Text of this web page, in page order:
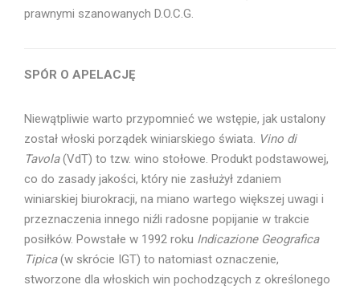
prawnymi szanowanych D.O.C.G.
SPÓR O APELACJĘ
Niewątpliwie warto przypomnieć we wstępie, jak ustalony
został włoski porządek winiarskiego świata. Vino di
Tavola(VdT) to tzw. wino stołowe. Produkt podstawowej,
co do zasady jakości, który nie zasłużył zdaniem
winiarskiej biurokracji, na miano wartego większej uwagi i
przeznaczenia innego niźli radosne popijanie w trakcie
posiłków. Powstałe w 1992 roku Indicazione Geografica
Tipica(w skrócie IGT) to natomiast oznaczenie,
stworzone dla włoskich win pochodzących z określonego